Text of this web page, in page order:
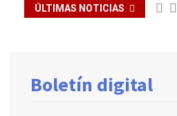
ÚLTIMAS NOTICIAS
es clave»
Boletín digital